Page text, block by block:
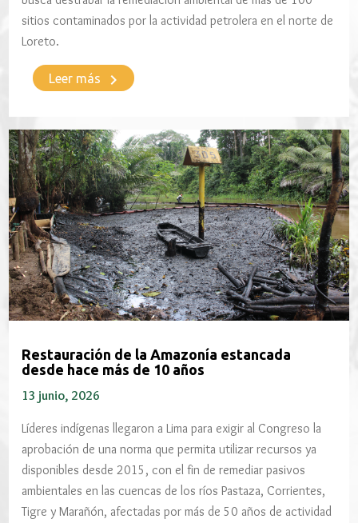
sitios contaminados por la actividad petrolera en el norte de
Loreto.
Leer más keyboard_arrow_right
Restauración de la Amazonía estancada
desde hace más de 10 años
13 junio, 2026
Líderes indígenas llegaron a Lima para exigir al Congreso la
aprobación de una norma que permita utilizar recursos ya
disponibles desde 2015, con el fin de remediar pasivos
ambientales en las cuencas de los ríos Pastaza, Corrientes,
Tigre y Marañón, afectadas por más de 50 años de actividad